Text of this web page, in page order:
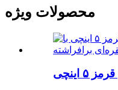
محصولات ویژه